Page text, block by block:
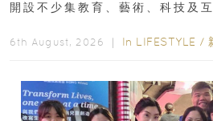
開設不少集教育、藝術、科技及
6th August, 2026 ｜ In LIFESTYLE /